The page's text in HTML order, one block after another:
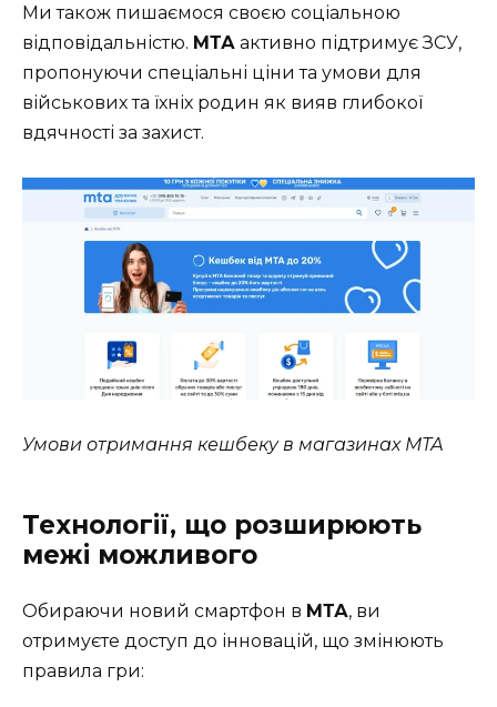
Ми також пишаємося своєю соціальною
відповідальністю. МТА активно підтримує ЗСУ,
пропонуючи спеціальні ціни та умови для
військових та їхніх родин як вияв глибокої
вдячності за захист.
Умови отримання кешбеку в магазинах МТА
Технології, що розширюють
межі можливого
Обираючи новий смартфон в МТА, ви
отримуєте доступ до інновацій, що змінюють
правила гри: